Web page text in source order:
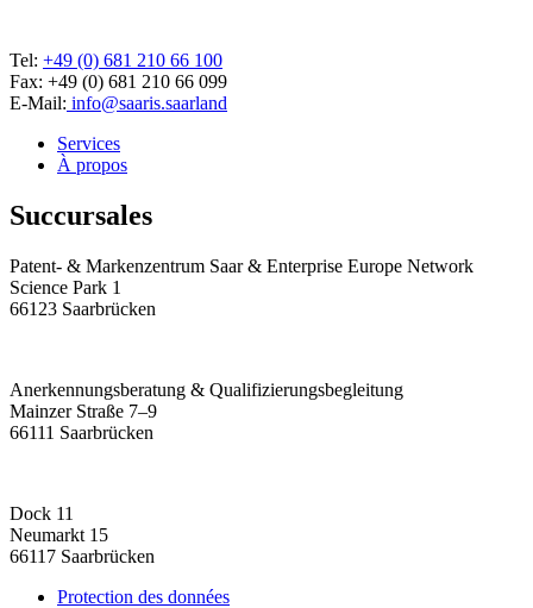
Tel: +49 (0) 681 210 66 100
Fax: +49 (0) 681 210 66 099
E-Mail: info@saaris.saarland
Services
À propos
Succursales
Patent- & Markenzentrum Saar & Enterprise Europe Network
Science Park 1
66123 Saarbrücken
Anerkennungsberatung & Qualifizierungsbegleitung
Mainzer Straße 7–9
66111 Saarbrücken
Dock 11
Neumarkt 15
66117 Saarbrücken
Protection des données